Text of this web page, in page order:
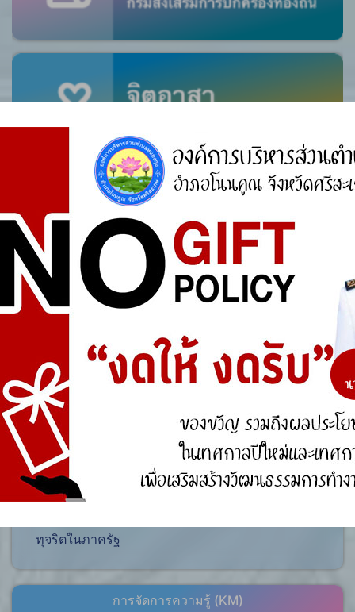
ศูนย์ร้องเรียน
สำนักงานคณะกรรมการป้องกันและปราบปรามการ
ทุจริตแห่งชาติ (ป.ป.ช.)
ทุจริตในภาครัฐ
การจัดการความรู้ (KM)